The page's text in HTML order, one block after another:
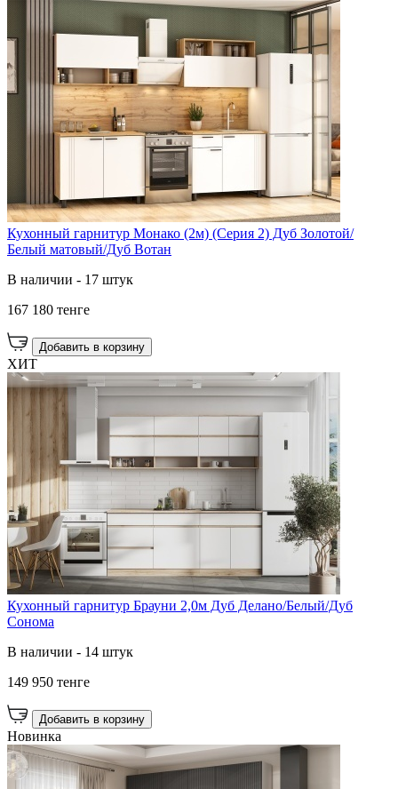
Кухонный гарнитур Монако (2м) (Серия 2) Дуб Золотой/
Белый матовый/Дуб Вотан
В наличии - 17 штук
167 180 тенге
Добавить в корзину
ХИТ
Кухонный гарнитур Брауни 2,0м Дуб Делано/Белый/Дуб
Сонома
В наличии - 14 штук
149 950 тенге
Добавить в корзину
Новинка